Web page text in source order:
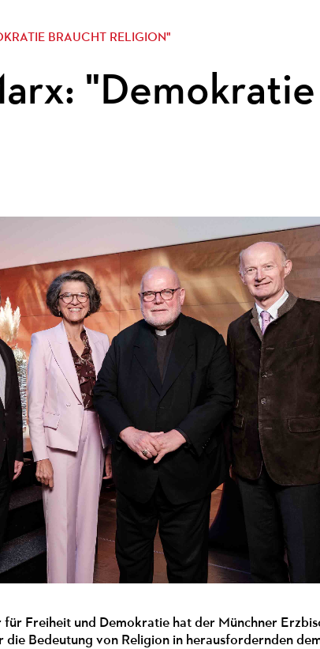
BRAUCHT RELIGION"
für Freiheit und Demokratie hat der Münchner
Bedeutung von Religion in herausfordernden